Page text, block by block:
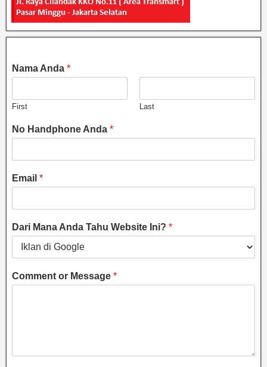
Nama Anda *
First Last
No Handphone Anda *
Email *
Dari Mana Anda Tahu Website Ini? *
Comment or Message *